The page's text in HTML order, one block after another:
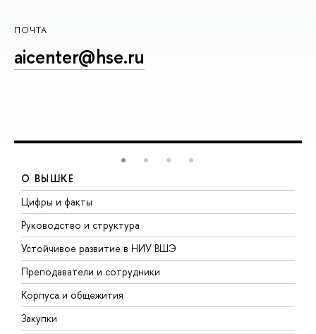
ПОЧТА
aicenter@hse.ru
О ВЫШКЕ
Цифры и факты
Руководство и структура
Устойчивое развитие в НИУ ВШЭ
Преподаватели и сотрудники
Корпуса и общежития
Закупки